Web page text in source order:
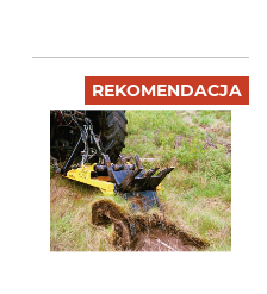
REKOMENDACJA